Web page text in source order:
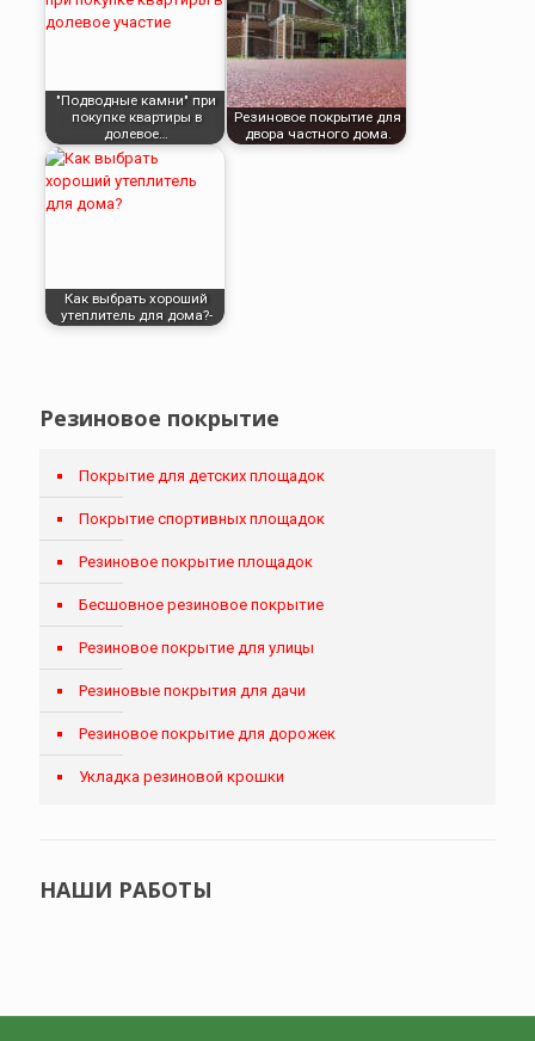
"Подводные камни" при
покупке квартиры в
долевое…
Резиновое покрытие для
двора частного дома.
Как выбрать хороший
утеплитель для дома?-
Резиновое покрытие
Покрытие для детских площадок
Покрытие спортивных площадок
Резиновое покрытие площадок
Бесшовное резиновое покрытие
Резиновое покрытие для улицы
Резиновые покрытия для дачи
Резиновое покрытие для дорожек
Укладка резиновой крошки
НАШИ РАБОТЫ